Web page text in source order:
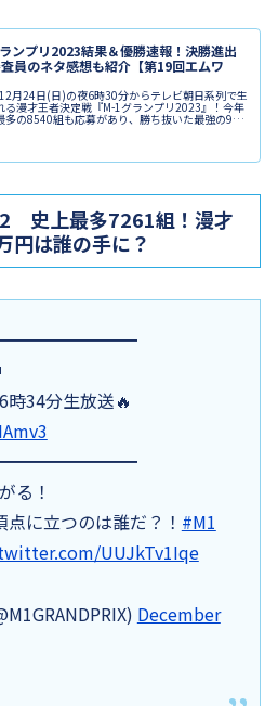
ンプリ2023結果＆優勝速報！決勝進出
員のネタ感想も紹介【第19回エムワ
月24日(日)の夜6時30分からテレビ朝日系列で生
る漫才王者決定戦『M-1グランプリ2023』！今年
多の8540組も応募があり、勝ち抜いた最強の9組
進出しました。準決勝を勝ち残った9組の芸人と
戦から勝ち上がった芸人、合わせて10組の出場者
たのか、気になる結果や審査員のネタ感想を速報
史上最多7261組！漫才
円は誰の手に？
時34分生放送🔥
る！
に立つのは誰だ？！ #M1
UUJkTv1Iqe
December